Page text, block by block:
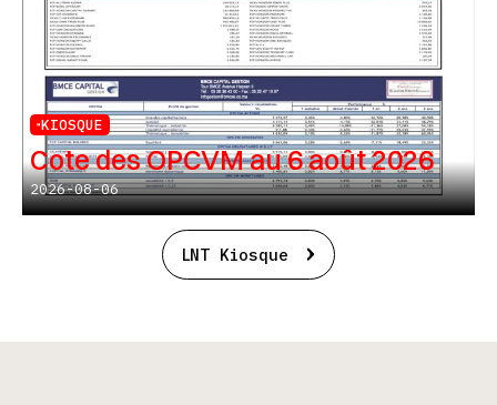
KIOSQUE
Cote des OPCVM au 6 août 2026
2026-08-06
LNT Kiosque